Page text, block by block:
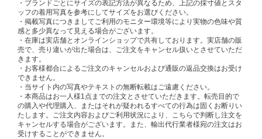
・ブランドごとにサイズの表記方法が異なるため、上記の採寸値とスタ
ッフの着用写真を参考にしてサイズをお選びください。
・掲載写真につきましてご利用のモニター環境等により実物の色味や質
感と多少異なって見える場合がございます。
・在庫は実店舗とオンラインショップで共有しております。実店舗の販
売で、売り違いが出た場合は、ご注文をキャンセル扱いとさせていただ
きます。
・お客様都合によるご注文のキャンセルおよび通販の返品交換はお受け
できません。
・当サイト内の写真やテキストの無断転載はご遠慮ください。
・本商品はお一人様1点までの注文とさせていただきます。転売目的で
の購入や代理購入、またはそれが疑われるすべての行為は固くお断りい
たします。ご注文内容およびご利用状況により、こちらで判断し注文を
キャンセルする場合がございます。また、輸出代行業者様宛の注文はお
受けすることができません。